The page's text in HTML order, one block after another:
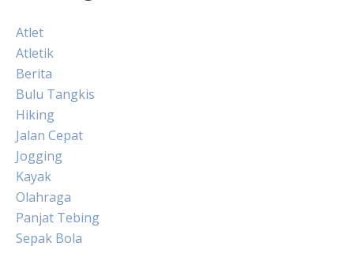
Atlet
Atletik
Berita
Bulu Tangkis
Hiking
Jalan Cepat
Jogging
Kayak
Olahraga
Panjat Tebing
Sepak Bola